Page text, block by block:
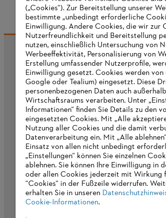
Informationen für
Produkte
Kontakt
Karriere
Hinweisgebersystem
(„Cookies“). Zur Bereitstellung unserer
bestimmte „unbedingt erforderliche
Einwilligung. Andere Cookies, die wir zur
Nutzerfreundlichkeit und Bereitstellung
nutzen, einschließlich Untersuchung von
Werbeeffektivität, Personalisierung von
Erstellung umfassender Nutzerprofile,
Einwilligung gesetzt. Cookies werden von
Google oder Tealium) eingesetzt. Diese
personenbezogenen Daten auch
Wirtschaftsraums verarbeiten. Unter
Informationen“ finden Sie Details zu den
eingesetzten Cookies. Mit „Alle
Nutzung aller Cookies und die damit
Datenverarbeitung ein. Mit „Alle
Einsatz von allen nicht unbedingt
„Einstellungen“ können Sie einzelnen
ablehnen. Sie können Ihre Einwilligung in
oder allen Cookies jederzeit mit Wirkung
“Cookies“ in der Fußzeile widerrufen.
erhalten Sie in unseren
Cookie-Informationen.